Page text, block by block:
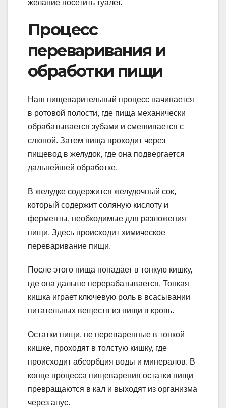
желание посетить туалет.
Процесс
переваривания и
обработки пищи
Наш пищеварительный процесс начинается
в ротовой полости, где пища механически
обрабатывается зубами и смешивается с
слюной. Затем пища проходит через
пищевод в желудок, где она подвергается
дальнейшей обработке.
В желудке содержится желудочный сок,
который содержит соляную кислоту и
ферменты, необходимые для разложения
пищи. Здесь происходит химическое
переваривание пищи.
После этого пища попадает в тонкую кишку,
где она дальше перерабатывается. Тонкая
кишка играет ключевую роль в всасывании
питательных веществ из пищи в кровь.
Остатки пищи, не переваренные в тонкой
кишке, проходят в толстую кишку, где
происходит абсорбция воды и минералов. В
конце процесса пищеварения остатки пищи
превращаются в кал и выходят из организма
через анус.